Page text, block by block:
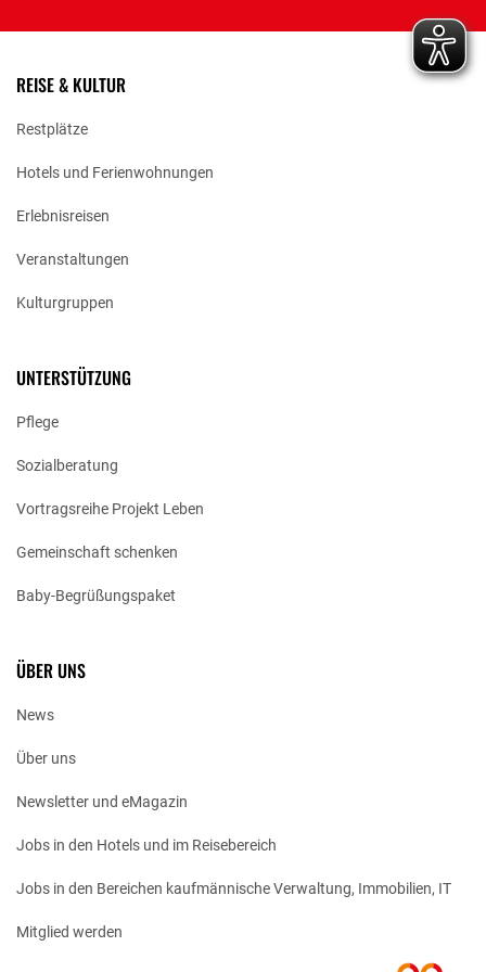
REISE & KULTUR
Restplätze
Hotels und Ferienwohnungen
Erlebnisreisen
Veranstaltungen
Kulturgruppen
UNTERSTÜTZUNG
Pflege
Sozialberatung
Vortragsreihe Projekt Leben
Gemeinschaft schenken
Baby-Begrüßungspaket
ÜBER UNS
News
Über uns
Newsletter und eMagazin
Jobs in den Hotels und im Reisebereich
Jobs in den Bereichen kaufmännische Verwaltung, Immobilien, IT
Mitglied werden